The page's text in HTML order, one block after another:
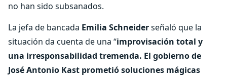
no han sido subsanados.
La jefa de bancada Emilia Schneiderseñaló que la
situación da cuenta de una “improvisación total y
una irresponsabilidad tremenda. El gobierno de
José Antonio Kast prometió soluciones mágicas